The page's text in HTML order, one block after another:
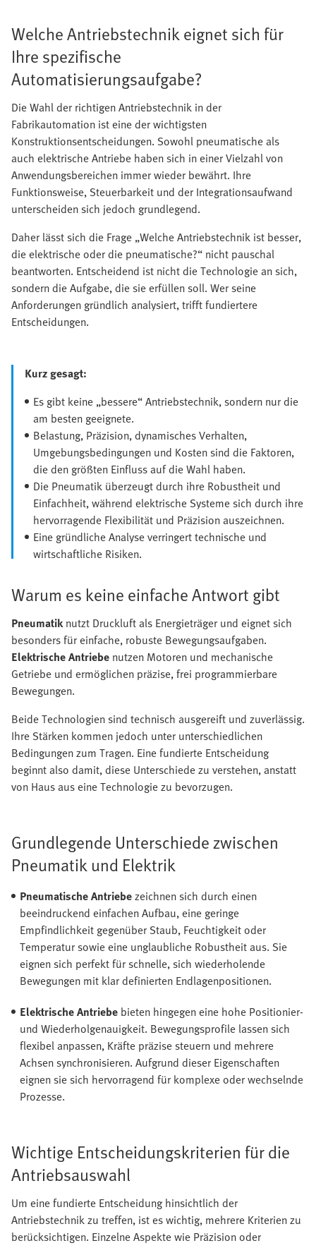
Welche Antriebstechnik eignet sich für
Ihre spezifische
Automatisierungsaufgabe?
Die Wahl der richtigen Antriebstechnik in der
Fabrikautomation ist eine der wichtigsten
Konstruktionsentscheidungen. Sowohl pneumatische als
auch elektrische Antriebe haben sich in einer Vielzahl von
Anwendungsbereichen immer wieder bewährt. Ihre
Funktionsweise, Steuerbarkeit und der Integrationsaufwand
unterscheiden sich jedoch grundlegend.
Daher lässt sich die Frage „Welche Antriebstechnik ist besser,
die elektrische oder die pneumatische?“ nicht pauschal
beantworten. Entscheidend ist nicht die Technologie an sich,
sondern die Aufgabe, die sie erfüllen soll. Wer seine
Anforderungen gründlich analysiert, trifft fundiertere
Entscheidungen.
Kurz gesagt:
Es gibt keine „bessere“ Antriebstechnik, sondern nur die
am besten geeignete.
Belastung, Präzision, dynamisches Verhalten,
Umgebungsbedingungen und Kosten sind die Faktoren,
die den größten Einfluss auf die Wahl haben.
Die Pneumatik überzeugt durch ihre Robustheit und
Einfachheit, während elektrische Systeme sich durch ihre
hervorragende Flexibilität und Präzision auszeichnen.
Eine gründliche Analyse verringert technische und
wirtschaftliche Risiken.
Warum es keine einfache Antwort gibt
Pneumatiknutzt Druckluft als Energieträger und eignet sich
besonders für einfache, robuste Bewegungsaufgaben.
Elektrische Antriebe nutzen Motoren und mechanische
Getriebe und ermöglichen präzise, frei programmierbare
Bewegungen.
Beide Technologien sind technisch ausgereift und zuverlässig.
Ihre Stärken kommen jedoch unter unterschiedlichen
Bedingungen zum Tragen. Eine fundierte Entscheidung
beginnt also damit, diese Unterschiede zu verstehen, anstatt
von Haus aus eine Technologie zu bevorzugen.
Grundlegende Unterschiede zwischen
Pneumatik und Elektrik
Pneumatische Antriebezeichnen sich durch einen
beeindruckend einfachen Aufbau, eine geringe
Empfindlichkeit gegenüber Staub, Feuchtigkeit oder
Temperatur sowie eine unglaubliche Robustheit aus. Sie
eignen sich perfekt für schnelle, sich wiederholende
Bewegungen mit klar definierten Endlagenpositionen.
Elektrische Antriebe bieten hingegen eine hohe Positionier-
und Wiederholgenauigkeit. Bewegungsprofile lassen sich
flexibel anpassen, Kräfte präzise steuern und mehrere
Achsen synchronisieren. Aufgrund dieser Eigenschaften
eignen sie sich hervorragend für komplexe oder wechselnde
Prozesse.
Wichtige Entscheidungskriterien für die
Antriebsauswahl
Um eine fundierte Entscheidung hinsichtlich der
Antriebstechnik zu treffen, ist es wichtig, mehrere Kriterien zu
berücksichtigen. Einzelne Aspekte wie Präzision oder